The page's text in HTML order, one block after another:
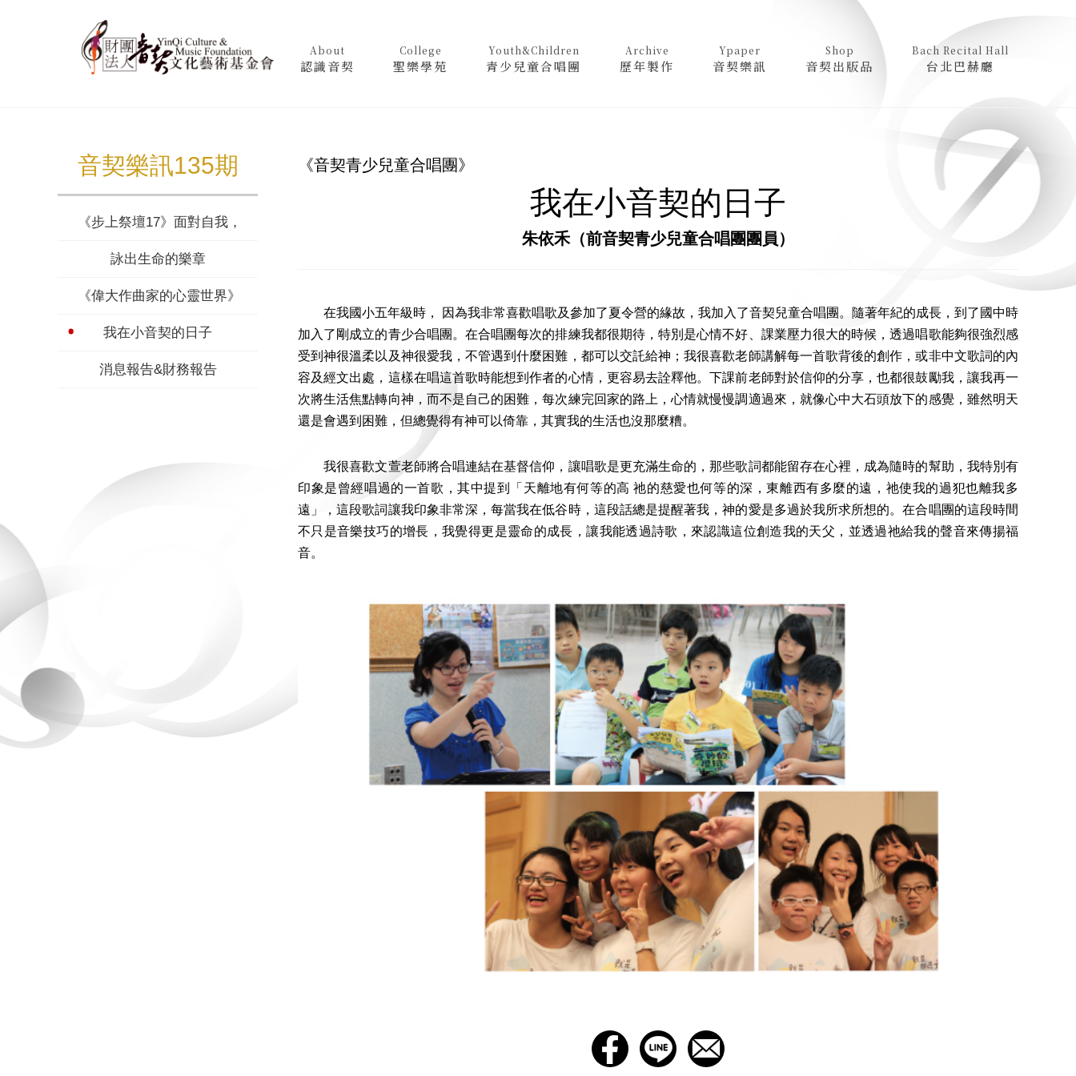
About
認識音契
College
聖樂學苑
Youth&Children
青少兒童合唱團
Archive
歷年製作
Ypaper
音契樂訊
Shop
音契出版品
Bach Recital Hall
台北巴赫廳
音契樂訊135期
《步上祭壇17》面對自我，被神塑造
詠出生命的樂章
《偉大作曲家的心靈世界》蕭邦 (上)
我在小音契的日子
消息報告&財務報告
《音契青少兒童合唱團》
我在小音契的日子
朱依禾（前音契青少兒童合唱團團員）
在我國小五年級時， 因為我非常喜歡唱歌及參加了夏令營的緣故，我加入了音契兒童合唱團。隨著年紀的成長，到了國中時
加入了剛成立的青少合唱團。在合唱團每次的排練我都很期待，特別是心情不好、課業壓力很大的時候，透過唱歌能夠很強烈感
受到神很溫柔以及神很愛我，不管遇到什麼困難，都可以交託給神；我很喜歡老師講解每一首歌背後的創作，或非中文歌詞的內
容及經文出處，這樣在唱這首歌時能想到作者的心情，更容易去詮釋他。下課前老師對於信仰的分享，也都很鼓勵我，讓我再一
次將生活焦點轉向神，而不是自己的困難，每次練完回家的路上，心情就慢慢調適過來，就像心中大石頭放下的感覺，雖然明天
還是會遇到困難，但總覺得有神可以倚靠，其實我的生活也沒那麼糟。
我很喜歡文萱老師將合唱連結在基督信仰，讓唱歌是更充滿生命的，那些歌詞都能留存在心裡，成為隨時的幫助，我特別有
印象是曾經唱過的一首歌，其中提到「天離地有何等的高 祂的慈愛也何等的深，東離西有多麼的遠，祂使我的過犯也離我多
遠」，這段歌詞讓我印象非常深，每當我在低谷時，這段話總是提醒著我，神的愛是多過於我所求所想的。在合唱團的這段時間
不只是音樂技巧的增長，我覺得更是靈命的成長，讓我能透過詩歌，來認識這位創造我的天父，並透過祂給我的聲音來傳揚福
音。